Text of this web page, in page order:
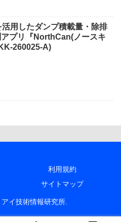
用したダンプ積載量・除排
プリ『NorthCan(ノースキ
260025-A)
利用規約
サイトマップ
イ技術情報研究所.